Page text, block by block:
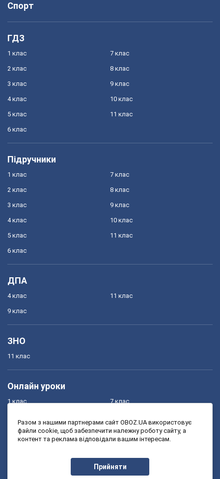
Спорт
ГДЗ
1 клас
2 клас
3 клас
4 клас
5 клас
6 клас
7 клас
8 клас
9 клас
10 клас
11 клас
Підручники
1 клас
2 клас
3 клас
4 клас
5 клас
6 клас
7 клас
8 клас
9 клас
10 клас
11 клас
ДПА
4 клас
9 клас
11 клас
ЗНО
11 клас
Онлайн уроки
1 клас
3 клас
7 клас
9 клас
Разом з нашими партнерами сайт OBOZ.UA використовує
файли cookie, щоб забезпечити належну роботу сайту, а
контент та реклама відповідали вашим інтересам.
Прийняти